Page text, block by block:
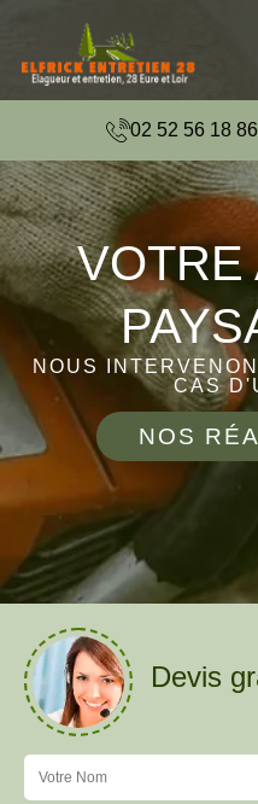
02 52 56 18 86
VOTRE
NOUS
CAS
NOS
Devis